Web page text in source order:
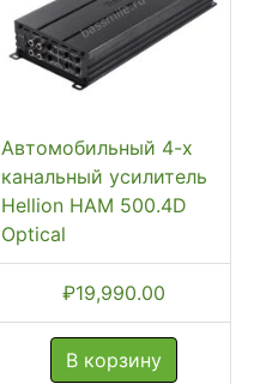
Автомобильный 4-х
канальный усилитель
Hellion HAM 500.4D
Optical
₽19,990.00
В корзину